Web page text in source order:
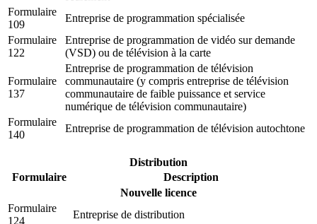
Formulaire
109
Entreprise de programmation spécialisée
Formulaire
122
Entreprise de programmation de vidéo sur demande
(VSD) ou de télévision à la carte
Formulaire
137
Entreprise de programmation de télévision
communautaire (y compris entreprise de télévision
communautaire de faible puissance et service
numérique de télévision communautaire)
Formulaire
140
Entreprise de programmation de télévision autochtone
Distribution
Formulaire
Description
Nouvelle licence
Formulaire
124
Entreprise de distribution